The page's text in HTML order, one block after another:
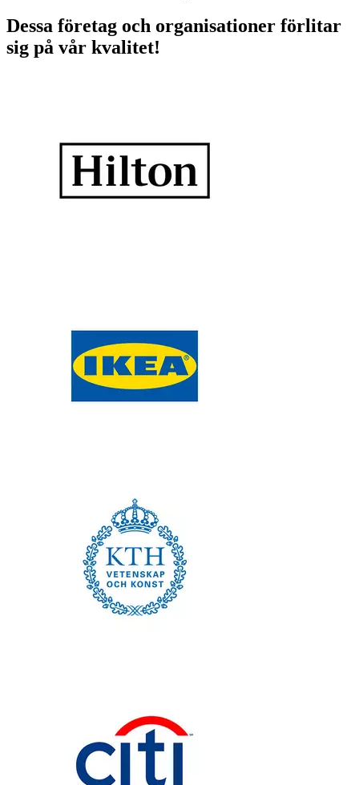
Dessa företag och organisationer förlitar
sig på vår kvalitet!